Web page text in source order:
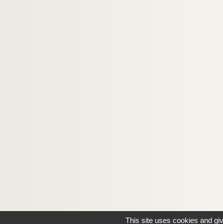
This site uses cookies and